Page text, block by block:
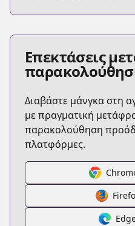
Επεκτάσεις
Διαβάστε μάνγκα στη
με πραγματική
παρακολούθηση
πλατφόρμες.